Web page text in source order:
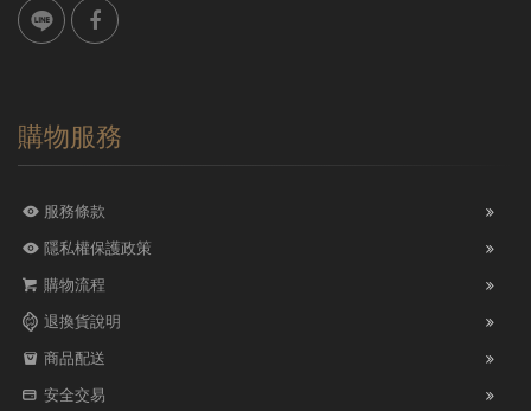
購物服務
服務條款
隱私權保護政策
購物流程
退換貨說明
商品配送
安全交易